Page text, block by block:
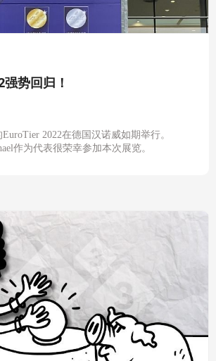
势回归！
2022在德国汉诺威如期举行。
作为代表很荣幸参加本次展览。